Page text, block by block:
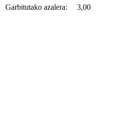
Garbitutako azalera: 3,00